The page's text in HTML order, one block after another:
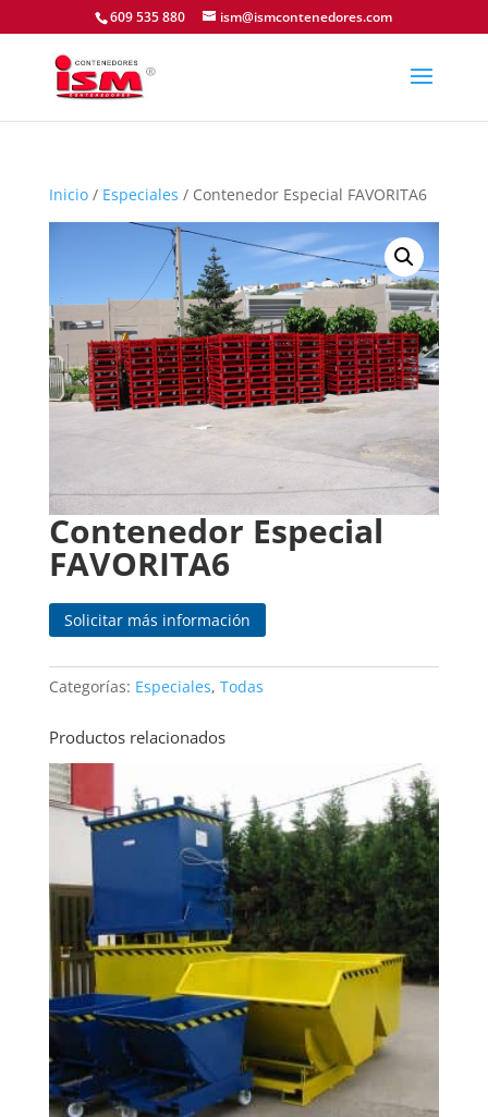
609 535 880 ism@ismcontenedores.com
Inicio/ Especiales / Contenedor Especial FAVORITA6
Contenedor Especial
FAVORITA6
Categorías: Especiales, Todas
Productos relacionados